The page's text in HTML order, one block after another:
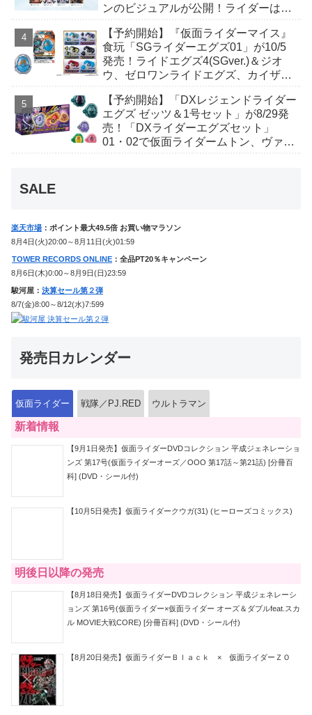
ンのビジュアルが公開！ライダーは子
【予約開始】『仮面ライダーマイス』
食玩「SGライダーエグズ01」が10/5
発売！ライドエグズ4(SGver.)＆ジオ
ウ、ゼロワンライドエグズ、カイザ、
【予約開始】「DXレジェンドライダー
エグズ ゼッツ＆1号セット」が8/29発
売！「DXライダーエグズセット」
01・02で仮面ライダームトン、ヴァン
SALE
楽天市場 ：ポイント最大49.5倍 お買い物マラソン
8月4日(火)20:00～8月11日(火)01:59
TOWER RECORDS ONLINE ：全品PT20％キャンペーン
8月6日(木)0:00～8月9日(日)23:59
駿河屋： 決算セール第２弾
8/7(金)8:00～8/12(水)7:599
発売日カレンダー
仮面ライダー 戦隊／PJ.RED ウルトラマン
新着情報
【9月1日発売】仮面ライダーDVDコレクション 平成ジェネレーショ
ンズ 第17号(仮面ライダーオーズ／OOO 第17話～第21話) [分冊百
科] (DVD・シール付)
【10月5日発売】仮面ライダークウガ(31) (ヒーローズコミックス)
明後日以降の発売
【8月18日発売】仮面ライダーDVDコレクション 平成ジェネレーシ
ョンズ 第16号(仮面ライダー×仮面ライダー オーズ＆ダブルfeat.スカ
ル MOVIE大戦CORE) [分冊百科] (DVD・シール付)
【8月20日発売】仮面ライダーＢｌａｃｋ × 仮面ライダーＺＯ